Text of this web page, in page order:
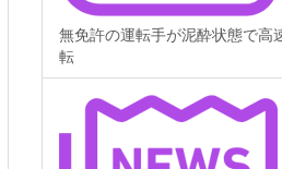
無免許の運転手が泥酔状態で高
転